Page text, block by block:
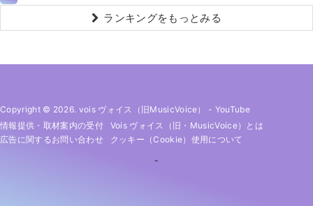
ランキングをもっとみる
Copyright © 2026. vois ヴォイス（旧MusicVoice） - YouTube
情報提供・取材案内の受付
Vois ヴォイス（旧・MusicVoice）とは
広告に関するお問い合わせ
クッキー（cookie）使用について
-